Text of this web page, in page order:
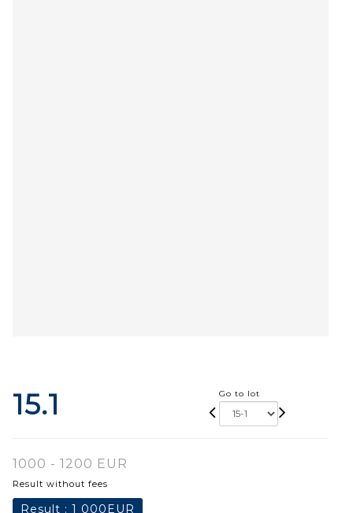
15.1 Go to lot
1000 - 1200 EUR
Result without fees
Result : 1 000EUR